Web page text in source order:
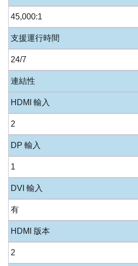
45,000:1
支援運行時間
24/7
連結性
HDMI 輸入
2
DP 輸入
1
DVI 輸入
有
HDMI 版本
2